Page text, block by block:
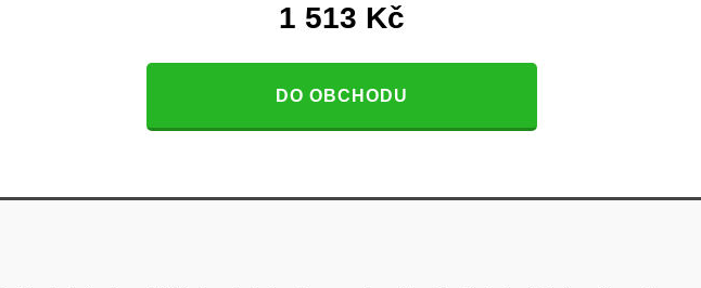
1 513 Kč
DO OBCHODU